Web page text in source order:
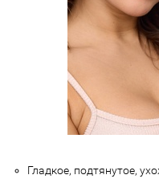
Гладкое, подтянутое,